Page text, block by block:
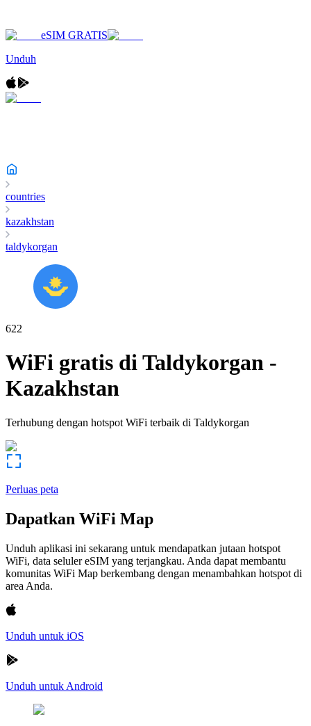
eSIM GRATIS
Unduh
countries
kazakhstan
taldykorgan
622
WiFi gratis diTaldykorgan -
Kazakhstan
Terhubung dengan hotspot WiFi terbaik di Taldykorgan
Perluas peta
Dapatkan WiFi Map
Unduh aplikasi ini sekarang untuk mendapatkan jutaan hotspot
WiFi, data seluler eSIM yang terjangkau. Anda dapat membantu
komunitas WiFi Map berkembang dengan menambahkan hotspot di
area Anda.
Unduh untuk iOS
Unduh untuk Android